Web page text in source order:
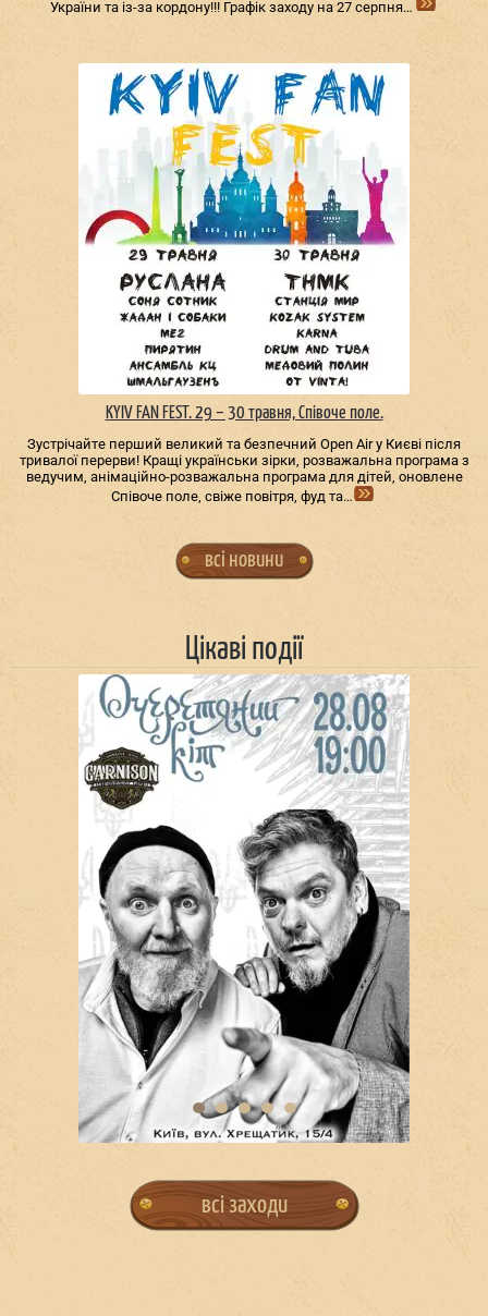
України та із-за кордону!!! Графік заходу на 27 серпня…
KYIV FAN FEST. 29 – 30 травня, Співоче поле.
Зустрічайте перший великий та безпечний Open Air у Києві після
тривалої перерви! Кращі українськи зірки, розважальна програма з
ведучим, анімаційно-розважальна програма для дітей, оновлене
Співоче поле, свіже повітря, фуд та…
всі новини
Цікаві події
всі заходи